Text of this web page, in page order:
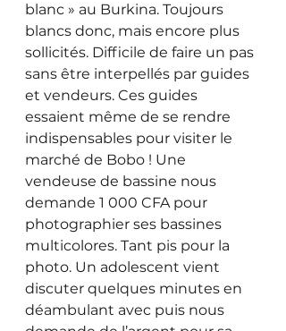
blanc » au Burkina. Toujours
blancs donc, mais encore plus
sollicités. Difficile de faire un pas
sans être interpellés par guides
et vendeurs. Ces guides
essaient même de se rendre
indispensables pour visiter le
marché de Bobo ! Une
vendeuse de bassine nous
demande 1 000 CFA pour
photographier ses bassines
multicolores. Tant pis pour la
photo. Un adolescent vient
discuter quelques minutes en
déambulant avec puis nous